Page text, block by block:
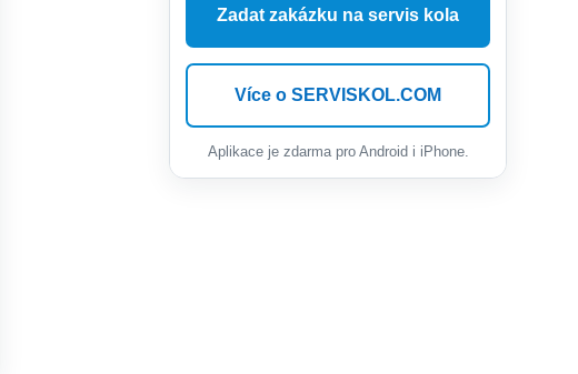
Zadat zakázku na servis kola
Více o SERVISKOL.COM
Aplikace je zdarma pro Android i iPhone.